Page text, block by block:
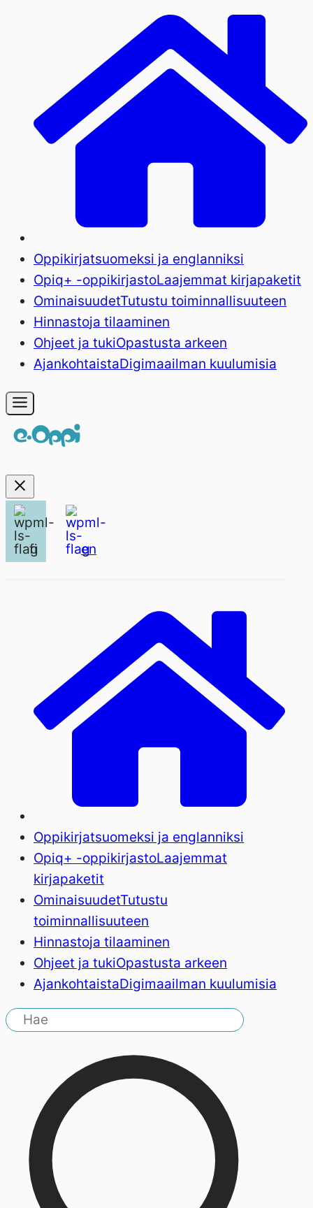
Oppikirjatsuomeksi ja englanniksi
Opiq+ -oppikirjastoLaajemmat kirjapaketit
OminaisuudetTutustu toiminnallisuuteen
Hinnastoja tilaaminen
Ohjeet ja tukiOpastusta arkeen
AjankohtaistaDigimaailman kuulumisia
fi en
Oppikirjatsuomeksi ja englanniksi
Opiq+ -oppikirjastoLaajemmat
kirjapaketit
OminaisuudetTutustu
toiminnallisuuteen
Hinnastoja tilaaminen
Ohjeet ja tukiOpastusta arkeen
AjankohtaistaDigimaailman kuulumisia